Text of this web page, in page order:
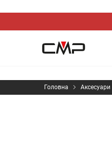
Головна Аксесуари